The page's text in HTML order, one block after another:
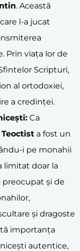
. Această
l-a jucat
Prin viața lor de
Scripturi,
al ortodoxiei,
a credinței.
Ca
a fost un
i pe monahii
limitat doar la
preocupat și de
și dragoste
importanța
autentice,